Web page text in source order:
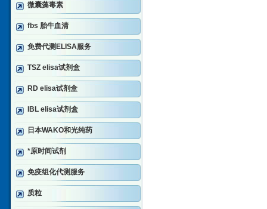
微囊藻毒素
fbs 胎牛血清
免费代测ELISA服务
TSZ elisa试剂盒
RD elisa试剂盒
IBL elisa试剂盒
日本WAKO和光纯药
*原时间试剂
免疫组化代测服务
质粒